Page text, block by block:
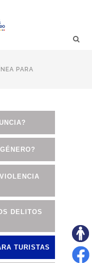
PARA
DELITOS
TURISTAS